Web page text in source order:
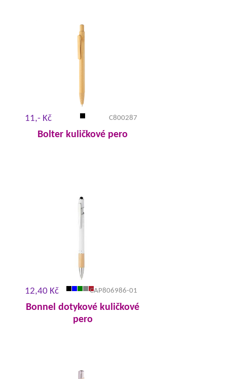
11,- Kč C800287
Bolter kuličkové pero
12,40 Kč CAP806986-01
Bonnel dotykové kuličkové
pero